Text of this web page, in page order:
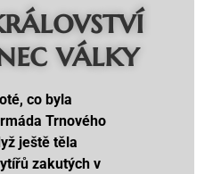
války
co byla
Trnového
ještě těla
zakutých v